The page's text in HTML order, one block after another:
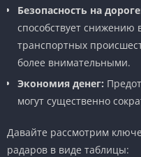
Безопасность на
способствует снижению
транспортных
более внимательными.
Экономия денег:
могут существенно
Давайте рассмотрим
радаров в виде таблицы: